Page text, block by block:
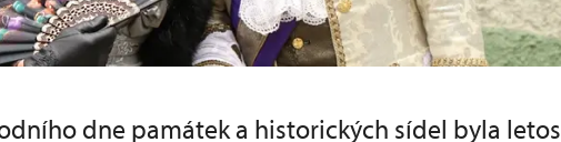
dne památek a historických sídel byla letos